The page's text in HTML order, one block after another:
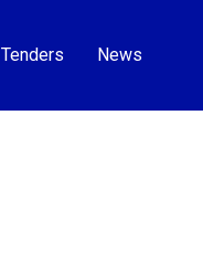
Tenders News